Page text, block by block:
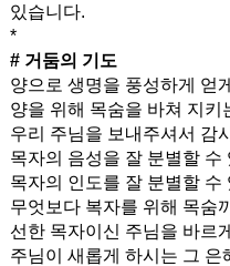
있습니다.
*
# 거둠의 기도
양으로 생명을 풍성하게 얻
양을 위해 목숨을 바쳐 지키
우리 주님을 보내주셔서 감
목자의 음성을 잘 분별할 수
목자의 인도를 잘 분별할 수
무엇보다 복자를 위해 목숨
선한 목자이신 주님을 바르
주님이 새롭게 하시는 그 은